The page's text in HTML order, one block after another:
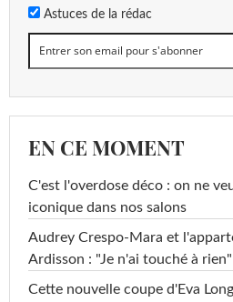
Astuces de la rédac
EN CE MOMENT
C'est l'overdose déco : on ne
iconique dans nos salons
Audrey Crespo-Mara et
Ardisson : "Je n'ai touché à rien"
Cette nouvelle coupe d'Eva